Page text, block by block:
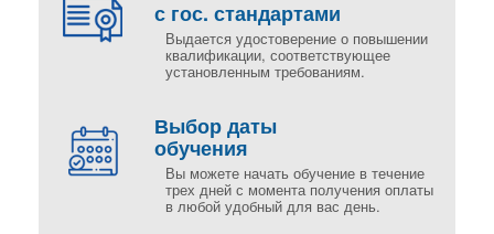
с гос. стандартами
Выдается удостоверение о повышении
квалификации, соответствующее
установленным требованиям.
Выбор даты
обучения
Вы можете начать обучение в течение
трех дней с момента получения оплаты
в любой удобный для вас день.